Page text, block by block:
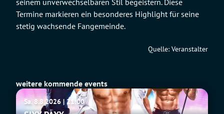
seinem unverwechselbaren Stil begeistern. Diese
Termine markieren ein besonderes Highlight für seine
stetig wachsende Fangemeinde.
Quelle: Veranstalter
weitere kommende events
SIXX
PAXXSa. 8.8.2026 | 21:00